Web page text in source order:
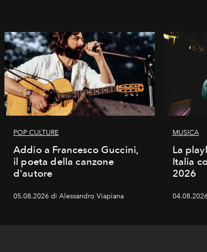
POP CULTURE
Addio a Francesco Guccini,
il poeta della canzone
d'autore
05.08.2026 di Alessandro Viapiana
MUSICA
La
Italia
2026